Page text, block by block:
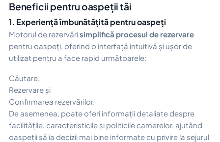
Beneficii pentru oaspeții tăi
1. Experiență îmbunătățită pentru oaspeți
Motorul de rezervărisimplifică procesul de rezervare
pentru oaspeți, oferind o interfață intuitivă și ușor de
utilizat pentru a face rapid următoarele:
Căutare,
Rezervare și
Confirmarea rezervărilor.
De asemenea, poate oferi informații detaliate despre
facilitățile, caracteristicile și politicile camerelor, ajutând
oaspeții să ia decizii mai bine informate cu privire la sejurul